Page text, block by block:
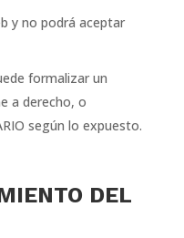
y no podrá aceptar
formalizar un
a derecho, o
según lo expuesto.
DEL